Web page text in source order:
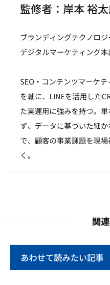
監修者：岸本 裕
ブランディングテクノロ
デジタルマーケティング
SEO・コンテンツマーケ
を軸に、LINEを活用した
た実運用に強みを持つ。
ず、データに基づいた細
で、顧客の事業課題を現
く。
関
あわせて読みたい記事